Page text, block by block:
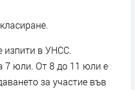
изпити в УНСС.
7 юли. От 8 до 11 юли е
за участие във